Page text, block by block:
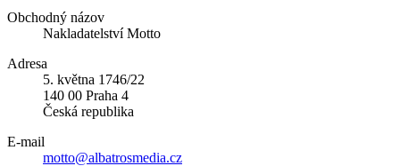
Obchodný názov
Nakladatelství Motto
Adresa
5. května 1746/22
140 00 Praha 4
Česká republika
E-mail
motto@albatrosmedia.cz